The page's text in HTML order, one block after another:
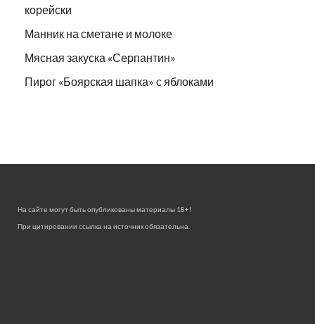
корейски
Манник на сметане и молоке
Мясная закуска «Серпантин»
Пирог «Боярская шапка» с яблоками
На сайте могут быть опубликованы материалы 18+!
При цитировании ссылка на источник обязательна.